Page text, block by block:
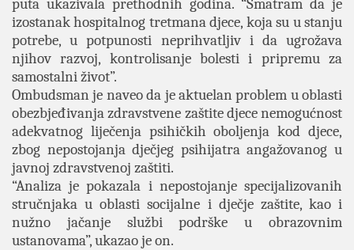
puta ukazivala prethodnih godina. “Smatram da je
izostanak hospitalnog tretmana djece, koja su u stanju
potrebe, u potpunosti neprihvatljiv i da ugrožava
njihov razvoj, kontrolisanje bolesti i pripremu za
samostalni život”.
Ombudsman je naveo da je aktuelan problem u oblasti
obezbjeđivanja zdravstvene zaštite djece nemogućnost
adekvatnog liječenja psihičkih oboljenja kod djece,
zbog nepostojanja dječjeg psihijatra angažovanog u
javnoj zdravstvenoj zaštiti.
“Analiza je pokazala i nepostojanje specijalizovanih
stručnjaka u oblasti socijalne i dječje zaštite, kao i
nužno jačanje službi podrške u obrazovnim
ustanovama”, ukazao je on.